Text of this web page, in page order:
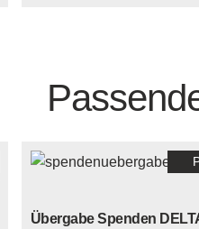
Übergabe Spenden